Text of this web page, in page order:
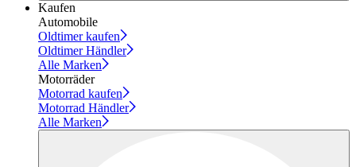
Kaufen
Automobile
Oldtimer kaufen
Oldtimer Händler
Alle Marken
Motorräder
Motorrad kaufen
Motorrad Händler
Alle Marken